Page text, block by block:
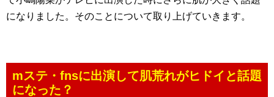
になりました。そのことについて取り上げていきます。
mステ・fnsに出演して肌荒れがヒドイと話題
になった？